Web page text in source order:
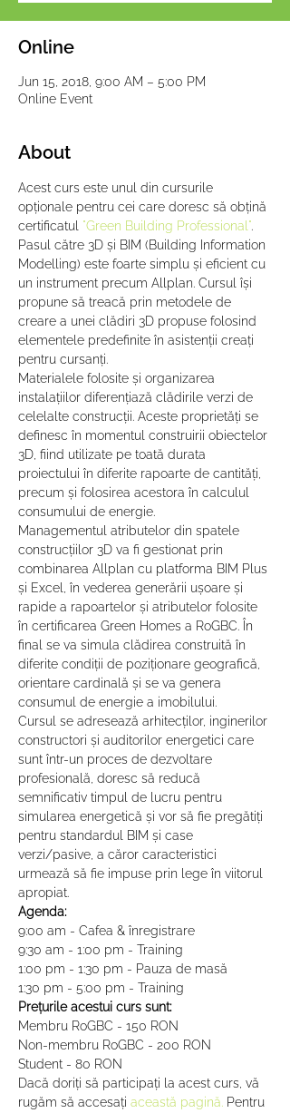
Online
Jun 15, 2018, 9:00 AM – 5:00 PM
Online Event
About
Acest curs este unul din cursurile
opționale pentru cei care doresc să obțină
certificatul "Green Building Professional".
Pasul către 3D și BIM (Building Information
Modelling) este foarte simplu și eficient cu
un instrument precum Allplan. Cursul își
propune să treacă prin metodele de
creare a unei clădiri 3D propuse folosind
elementele predefinite în asistenții creați
pentru cursanți.
Materialele folosite și organizarea
instalațiilor diferențiază clădirile verzi de
celelalte construcții. Aceste proprietăți se
definesc în momentul construirii obiectelor
3D, fiind utilizate pe toată durata
proiectului în diferite rapoarte de cantități,
precum și folosirea acestora în calculul
consumului de energie.
Managementul atributelor din spatele
construcțiilor 3D va fi gestionat prin
combinarea Allplan cu platforma BIM Plus
și Excel, în vederea generării ușoare și
rapide a rapoartelor și atributelor folosite
în certificarea Green Homes a RoGBC. În
final se va simula clădirea construită în
diferite condiții de poziționare geografică,
orientare cardinală și se va genera
consumul de energie a imobilului.
Cursul se adresează arhitecților, inginerilor
constructori și auditorilor energetici care
sunt într-un proces de dezvoltare
profesională, doresc să reducă
semnificativ timpul de lucru pentru
simularea energetică și vor să fie pregătiți
pentru standardul BIM și case
verzi/pasive, a căror caracteristici
urmează să fie impuse prin lege în viitorul
apropiat.
Agenda:
9:00 am - Cafea & înregistrare
9:30 am - 1:00 pm - Training
1:00 pm - 1:30 pm - Pauza de masă
1:30 pm - 5:00 pm - Training
Prețurile acestui curs sunt:
Membru RoGBC - 150 RON
Non-membru RoGBC - 200 RON
Student - 80 RON
Dacă doriți să participați la acest curs, vă
rugăm să accesați această pagină. Pentru